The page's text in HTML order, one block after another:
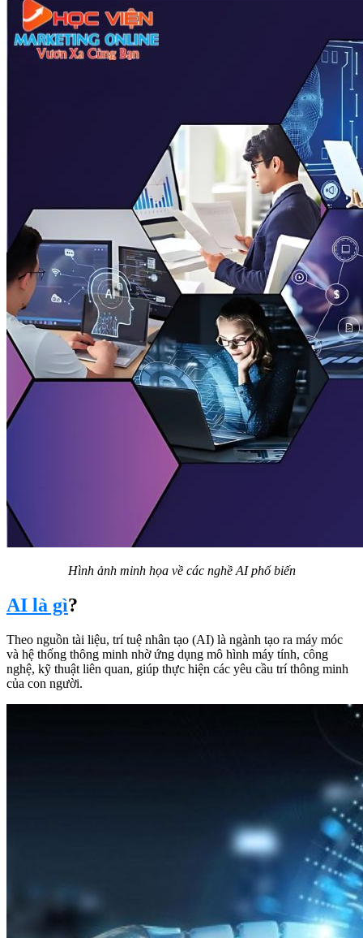
Hình ảnh minh họa về các nghề AI phổ biến
AI là gì?
Theo nguồn tài liệu, trí tuệ nhân tạo (AI) là ngành tạo ra máy móc
và hệ thống thông minh nhờ ứng dụng mô hình máy tính, công
nghệ, kỹ thuật liên quan, giúp thực hiện các yêu cầu trí thông minh
của con người.